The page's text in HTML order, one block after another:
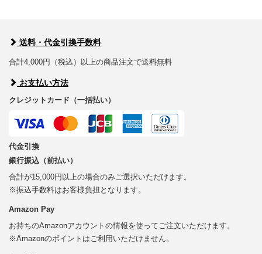
送料・代金引換手数料
合計4,000円（税込）以上の商品注文で送料無料
お支払い方法
クレジットカード（一括払い）
代金引換
銀行振込（前払い）
合計が15,000円以上の場合のみご選択いただけます。
※振込手数料はお客様負担となります。
Amazon Pay
お持ちのAmazonアカウントの情報を使ってご注文いただけます。
※Amazonのポイントはご利用いただけません。